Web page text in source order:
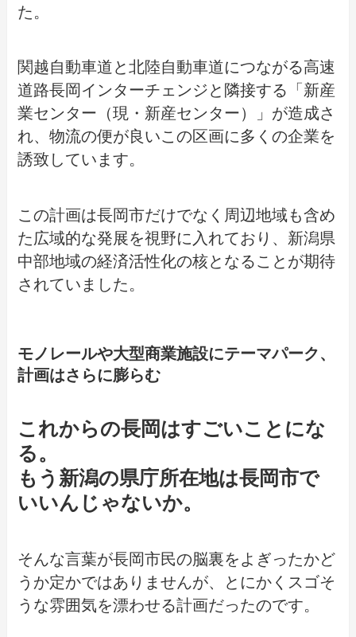
た。
関越自動車道と北陸自動車道につながる高速
道路長岡インターチェンジと隣接する「新産
業センター（現・新産センター）」が造成さ
れ、物流の便が良いこの区画に多くの企業を
誘致しています。
この計画は長岡市だけでなく周辺地域も含め
た広域的な発展を視野に入れており、新潟県
中部地域の経済活性化の核となることが期待
されていました。
モノレールや大型商業施設にテーマパーク、
計画はさらに膨らむ
これからの長岡はすごいことにな
る。
もう新潟の県庁所在地は長岡市で
いいんじゃないか。
そんな言葉が長岡市民の脳裏をよぎったかど
うか定かではありませんが、とにかくスゴそ
うな雰囲気を漂わせる計画だったのです。